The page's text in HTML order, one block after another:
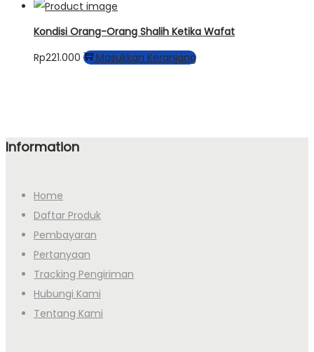
Kondisi Orang-Orang Shalih Ketika Wafat
Rp221.000 Masukkan Keranjang
Information
Home
Daftar Produk
Pembayaran
Pertanyaan
Tracking Pengiriman
Hubungi Kami
Tentang Kami